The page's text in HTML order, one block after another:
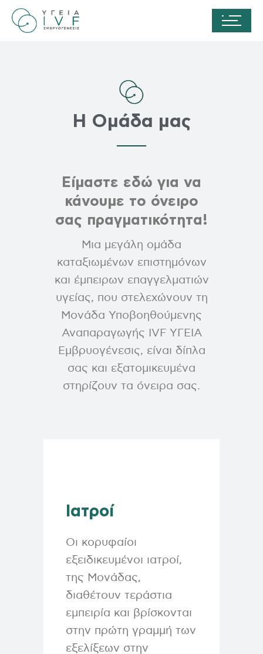
Η Ομάδα μας
Είμαστε εδώ για να
κάνουμε το όνειρο
σας πραγματικότητα!
Μια μεγάλη ομάδα
καταξιωμένων επιστημόνων
και έμπειρων επαγγελματιών
υγείας, που στελεχώνουν τη
Μονάδα Υποβοηθούμενης
Αναπαραγωγής IVF ΥΓΕΙΑ
Εμβρυογένεσις, είναι δίπλα
σας και εξατομικευμένα
στηρίζουν τα όνειρα σας.
Ιατροί
Οι κορυφαίοι
εξειδικευμένοι ιατροί,
της Μονάδας,
διαθέτουν τεράστια
εμπειρία και βρίσκονται
στην πρώτη γραμμή των
εξελίξεων στην